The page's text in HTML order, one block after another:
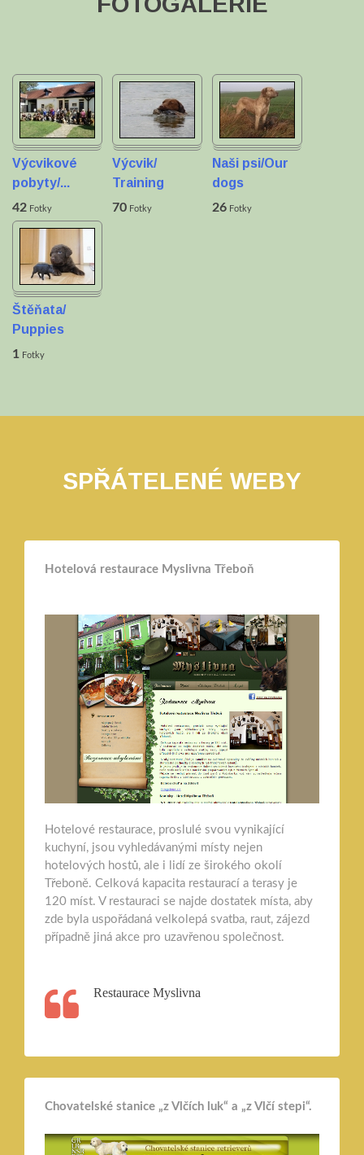
Výcvikové
pobyty/...
42 Fotky
Výcvik/
Training
70 Fotky
Naši psi/Our
dogs
26 Fotky
Štěňata/
Puppies
1 Fotky
SPŘÁTELENÉ WEBY
Hotelová restaurace Myslivna Třeboň
Hotelové restaurace, proslulé svou vynikající
kuchyní, jsou vyhledávanými místy nejen
hotelových hostů, ale i lidí ze širokého okolí
Třeboně. Celková kapacita restaurací a terasy je
120 míst. V restauraci se najde dostatek místa, aby
zde byla uspořádaná velkolepá svatba, raut, zájezd
případně jiná akce pro uzavřenou společnost.
Restaurace Myslivna
Chovatelské stanice „z Vlčích luk“ a „z Vlčí stepi“.